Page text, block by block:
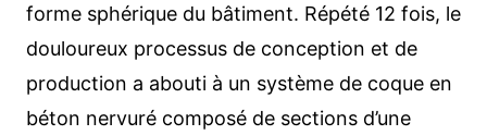
forme sphérique du bâtiment. Répété 12 fois, le
douloureux processus de conception et de
production a abouti à un système de coque en
béton nervuré composé de sections d’une